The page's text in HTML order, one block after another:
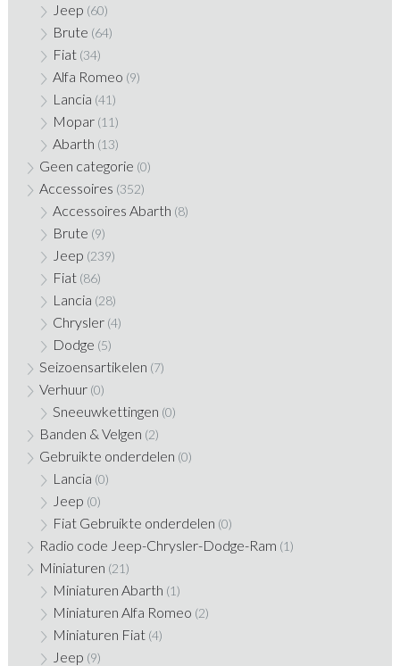
Jeep (60)
Brute (64)
Fiat (34)
Alfa Romeo (9)
Lancia (41)
Mopar (11)
Abarth (13)
Geen categorie (0)
Accessoires (352)
Accessoires Abarth (8)
Brute (9)
Jeep (239)
Fiat (86)
Lancia (28)
Chrysler (4)
Dodge (5)
Seizoensartikelen (7)
Verhuur (0)
Sneeuwkettingen (0)
Banden & Velgen (2)
Gebruikte onderdelen (0)
Lancia (0)
Jeep (0)
Fiat Gebruikte onderdelen (0)
Radio code Jeep-Chrysler-Dodge-Ram (1)
Miniaturen (21)
Miniaturen Abarth (1)
Miniaturen Alfa Romeo (2)
Miniaturen Fiat (4)
Jeep (9)